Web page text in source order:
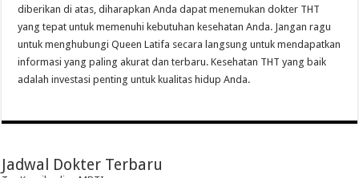
diberikan di atas, diharapkan Anda dapat menemukan dokter THT
yang tepat untuk memenuhi kebutuhan kesehatan Anda. Jangan ragu
untuk menghubungi Queen Latifa secara langsung untuk mendapatkan
informasi yang paling akurat dan terbaru. Kesehatan THT yang baik
adalah investasi penting untuk kualitas hidup Anda.
Jadwal Dokter Terbaru